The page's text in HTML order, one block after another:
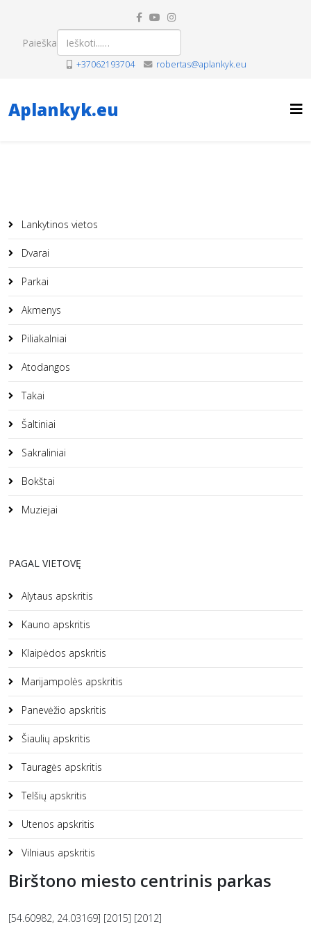
Paieška
+37062193704 robertas@aplankyk.eu
Aplankyk.eu
Lankytinos vietos
Dvarai
Parkai
Akmenys
Piliakalniai
Atodangos
Takai
Šaltiniai
Sakraliniai
Bokštai
Muziejai
PAGAL VIETOVĘ
Alytaus apskritis
Kauno apskritis
Klaipėdos apskritis
Marijampolės apskritis
Panevėžio apskritis
Šiaulių apskritis
Tauragės apskritis
Telšių apskritis
Utenos apskritis
Vilniaus apskritis
Birštono miesto centrinis parkas
[54.60982, 24.03169] [2015] [2012]